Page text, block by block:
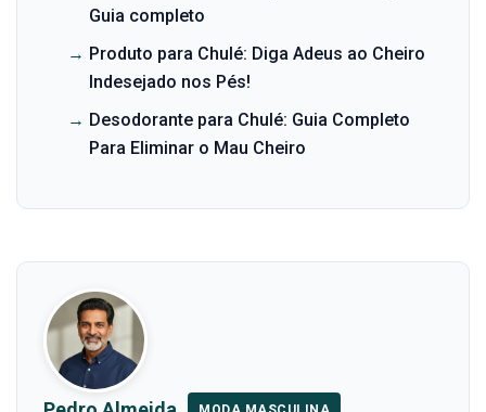
Guia completo
→ Produto para Chulé: Diga Adeus ao Cheiro
Indesejado nos Pés!
→ Desodorante para Chulé: Guia Completo
Para Eliminar o Mau Cheiro